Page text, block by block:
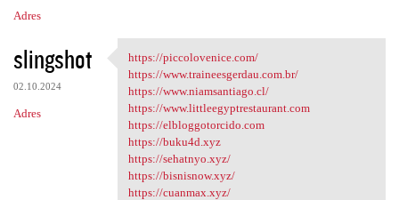
Adres
slingshot
02.10.2024
Adres
https://piccolovenice.com/
https://piccolovenice.com/
https://www.traineesgerdau.com.br/
https://www.niamsantiago.cl/
https://www.littleegyptrestaurant.com
https://elbloggotorcido.com
https://buku4d.xyz
https://sehatnyo.xyz/
https://bisnisnow.xyz/
https://cuanmax.xyz/